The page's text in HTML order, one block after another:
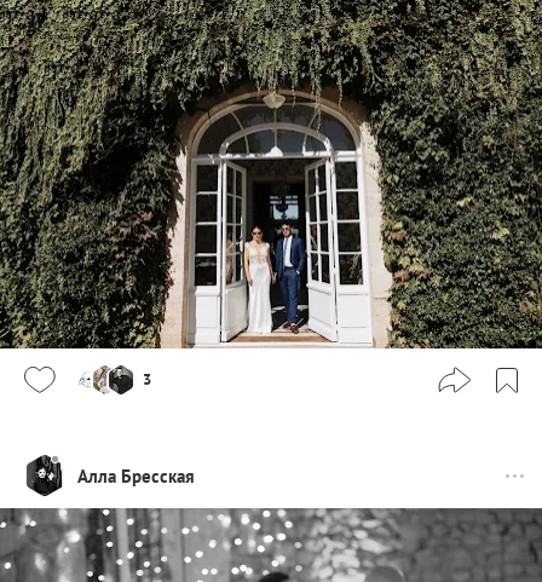
3
Алла Бресская